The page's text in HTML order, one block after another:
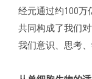
经元通过约100万
共同构成了我们
我们意识、思考